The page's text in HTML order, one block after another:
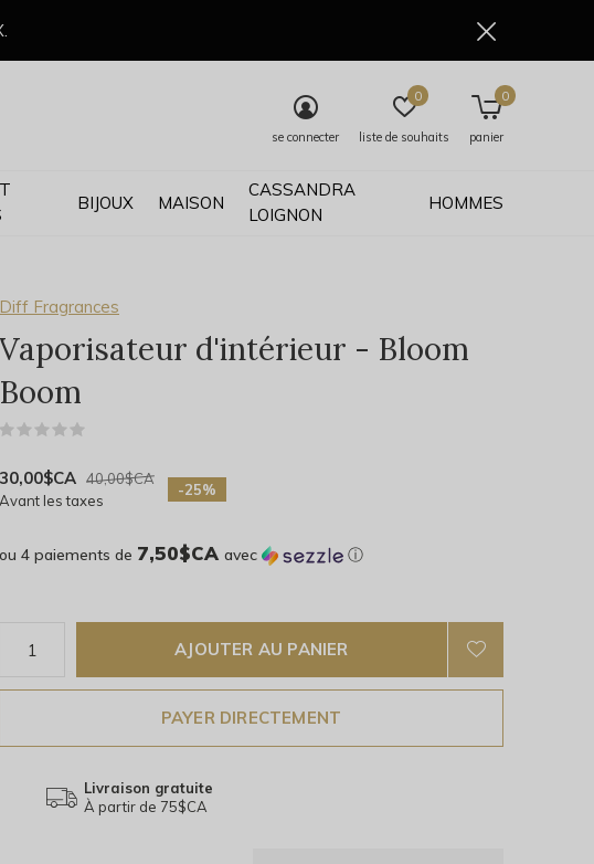
BIJOUX MAISON
CASSANDRA
LOIGNON
HOMMES
se connecter liste de souhaits
0
panier
0
Diff Fragrances
Vaporisateur d'intérieur - Bloom
Boom
30,00$CA 40,00$CA
Avant les taxes
-25%
ou 4 paiements de 7,50$CA avec ⓘ
AJOUTER AU PANIER
PAYER DIRECTEMENT
Livraison gratuite
À partir de 75$CA